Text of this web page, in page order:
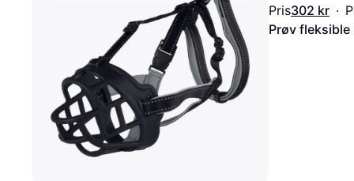
Finansiering
Vipps
Pris302 kr ·
Prøv